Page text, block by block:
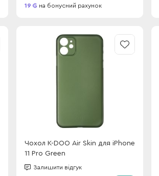
19 на бонусний рахунок
Чохол K-DOO Air Skin для iPhone
11 Pro Green
Залишити відгук